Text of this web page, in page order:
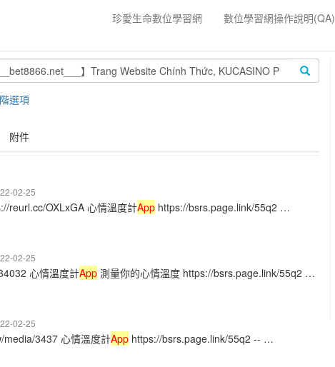
珍愛生命數位學習網 數位學習網操作說明(QA)
選項
附件
02-25
reurl.cc/OXLxGA 心情溫度計App https://bsrs.page.link/55q2 …
02-25
心情溫度計App 測量你的心情溫度 https://bsrs.page.link/55q2 …
02-25
media/3437 心情溫度計App https://bsrs.page.link/55q2 -- …